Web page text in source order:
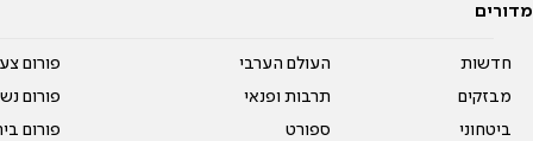
מדורים
חדשות
מבזקים
ביטחוני
העולם הערבי
תרבות ופנאי
ספורט
פורום
פורום
פורום